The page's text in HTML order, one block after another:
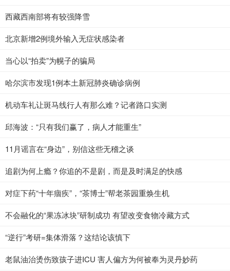
西藏西南部将有较强降雪
北京新增2例境外输入无症状感染者
当心以“拍卖”为幌子的骗局
哈尔滨市发现1例本土新冠肺炎确诊病例
机动车礼让斑马线行人有那么难？记者路口实测
邱海波：“只有我们赢了，病人才能重生”
11月谣言在“身边”，别信这些无稽之谈
追剧为何上瘾？你追的不是剧，而是及时满足的快感
对症下药“十年痼疾”，“茶博士”帮老茶园重焕生机
不会融化的“果冻冰块”研制成功 有望改变食物冷藏方式
“逆行”考研=集体滑落？这结论该慎下
老鼠油治烫伤致孩子进ICU 害人偏方为何被奉为灵丹妙药